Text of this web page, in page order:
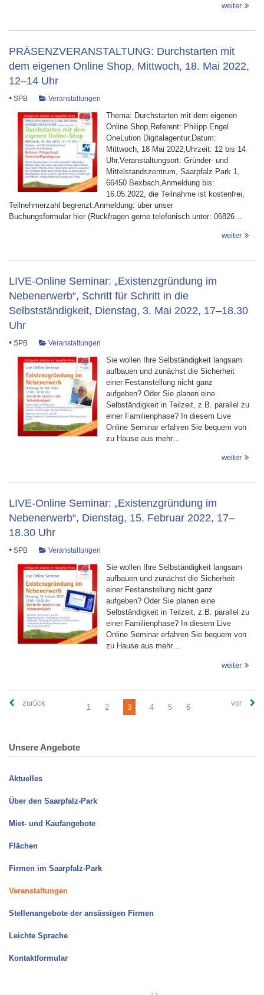
weiter
PRÄSENZVERANSTALTUNG: Durchstarten mit
dem eigenen Online Shop, Mittwoch, 18. Mai 2022,
12–14 Uhr
• SPB Veranstaltungen
Thema: Durchstarten mit dem eigenen
Online Shop,Referent: Philipp Engel
OneLution Digitalagentur,Datum:
Mittwoch, 18 Mai 2022,Uhrzeit: 12 bis 14
Uhr,Veranstaltungsort: Gründer- und
Mittelstandszentrum, Saarpfalz Park 1,
66450 Bexbach,Anmeldung bis:
16.05.2022, die Teilnahme ist kostenfrei,
Teilnehmerzahl begrenzt.Anmeldung: über unser
Buchungsformular hier (Rückfragen gerne telefonisch unter: 06826…
weiter
LIVE-Online Seminar: „Existenzgründung im
Nebenerwerb“, Schritt für Schritt in die
Selbstständigkeit, Dienstag, 3. Mai 2022, 17–18.30
Uhr
• SPB Veranstaltungen
Sie wollen Ihre Selbständigkeit langsam
aufbauen und zunächst die Sicherheit
einer Festanstellung nicht ganz
aufgeben? Oder Sie planen eine
Selbständigkeit in Teilzeit, z.B. parallel zu
einer Familienphase? In diesem Live
Online Seminar erfahren Sie bequem von
zu Hause aus mehr…
weiter
LIVE-Online Seminar: „Existenzgründung im
Nebenerwerb“, Dienstag, 15. Februar 2022, 17–
18.30 Uhr
• SPB Veranstaltungen
Sie wollen Ihre Selbständigkeit langsam
aufbauen und zunächst die Sicherheit
einer Festanstellung nicht ganz
aufgeben? Oder Sie planen eine
Selbständigkeit in Teilzeit, z.B. parallel zu
einer Familienphase? In diesem Live
Online Seminar erfahren Sie bequem von
zu Hause aus mehr…
weiter
zurück 1 2 3 4 5 6 vor
Unsere Angebote
Aktuelles
Über den Saarpfalz-Park
Miet- und Kaufangebote
Flächen
Firmen im Saarpfalz-Park
Veranstaltungen
Stellenangebote der ansässigen Firmen
Leichte Sprache
Kontaktformular